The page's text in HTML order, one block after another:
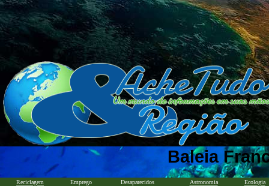
Baleia
Reciclagem Emprego Desaparecidos Astronomia Ecologia